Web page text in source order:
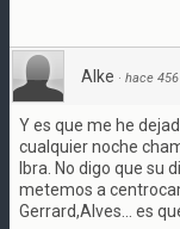
Alke · hace
Y es que me he
cualquier noche
Ibra. No digo que su
metemos a
Gerrard,Alves... es